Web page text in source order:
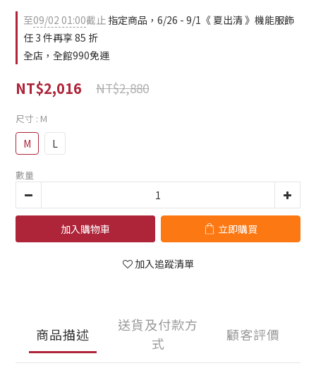
至09/02 01:00截止 指定商品，6/26 - 9/1《 夏出清 》機能服飾
任 3 件再享 85 折
全店，全館990免運
NT$2,016 NT$2,880
尺寸 : M
M L
數量
加入購物車 立即購買
加入追蹤清單
商品描述
送貨及付款方
式
顧客評價